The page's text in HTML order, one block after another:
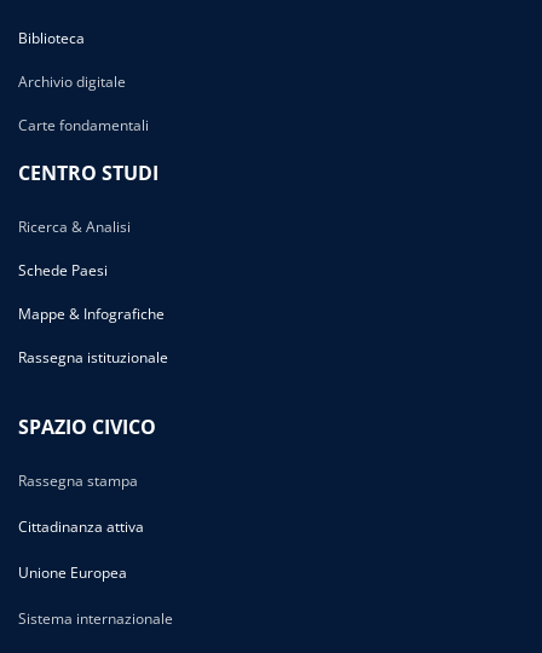
Biblioteca
Archivio digitale
Carte fondamentali
CENTRO STUDI
Ricerca & Analisi
Schede Paesi
Mappe & Infografiche
Rassegna istituzionale
SPAZIO CIVICO
Rassegna stampa
Cittadinanza attiva
Unione Europea
Sistema internazionale